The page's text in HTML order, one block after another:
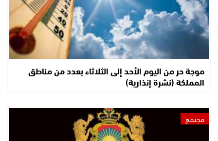
موجة حر من اليوم الأحد إلى الثلاثاء بعدد من مناطق
المملكة (نشرة إنذارية)
مجتمع